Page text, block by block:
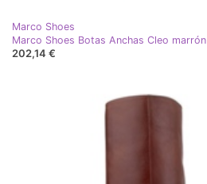
Marco Shoes
Marco Shoes Botas Anchas Cleo marrón
202,14 €